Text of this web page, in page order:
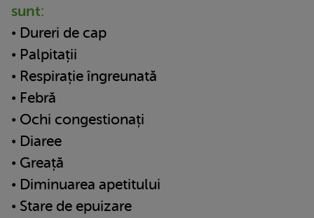
sunt:
• Dureri de cap
• Palpitații
• Respirație îngreunată
• Febră
• Ochi congestionați
• Diaree
• Greață
• Diminuarea apetitului
• Stare de epuizare